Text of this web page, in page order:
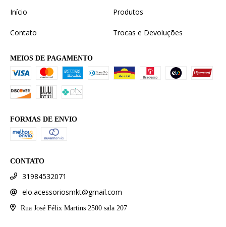
Início Produtos
Contato Trocas e Devoluções
MEIOS DE PAGAMENTO
FORMAS DE ENVIO
CONTATO
31984532071
elo.acessoriosmkt@gmail.com
Rua José Félix Martins 2500 sala 207